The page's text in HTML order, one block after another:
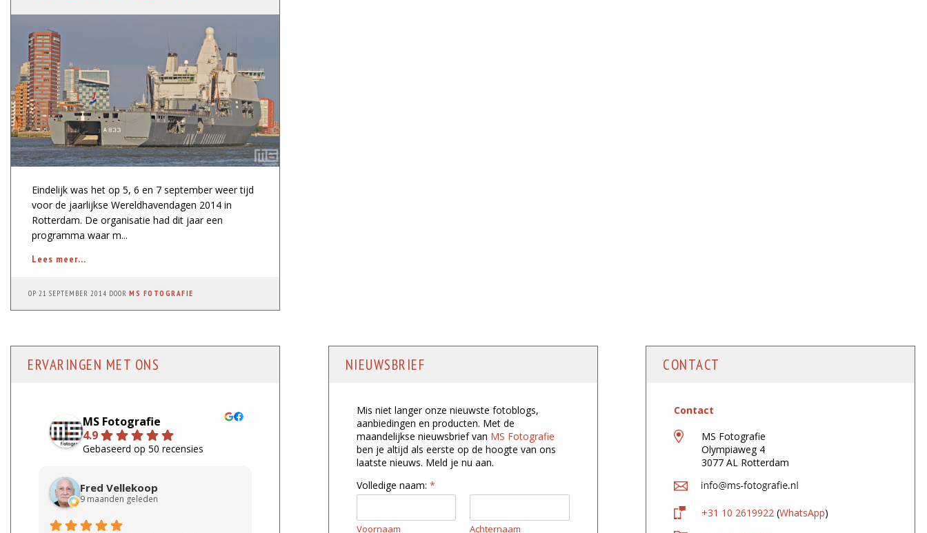
Eindelijk was het op 5, 6 en 7 september weer tijd
voor de jaarlijkse Wereldhavendagen 2014 in
Rotterdam. De organisatie had dit jaar een
programma waar m...
Lees meer...
OP21 SEPTEMBER 2014 DOORMS FOTOGRAFIE
ERVARINGEN MET ONS
MS Fotografie
4.9
Gebaseerd op 50 recensies
Fred Vellekoop
9 maanden geleden
NIEUWSBRIEF
Mis niet langer onze nieuwste fotoblogs,
aanbiedingen en producten. Met de
maandelijkse nieuwsbrief van MS Fotografie
ben je altijd als eerste op de hoogte van ons
laatste nieuws. Meld je nu aan.
Volledige naam: *
Voornaam Achternaam
CONTACT
Contact
MS Fotografie
Olympiaweg 4
3077 AL Rotterdam
+31 10 2619922 (WhatsApp)